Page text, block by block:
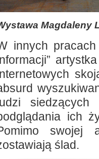
Magdaleny
innych
siedzących
ich
swojej
ślad.